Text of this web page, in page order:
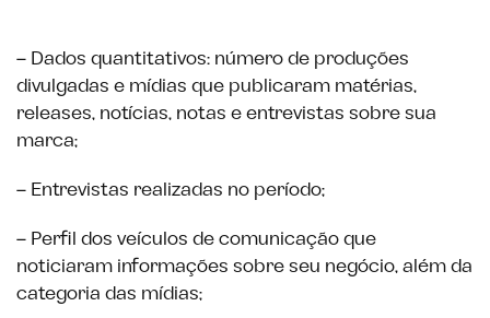
– Dados quantitativos: número de produções
divulgadas e mídias que publicaram matérias,
releases, notícias, notas e entrevistas sobre sua
marca;
– Entrevistas realizadas no período;
– Perfil dos veículos de comunicação que
noticiaram informações sobre seu negócio, além da
categoria das mídias;